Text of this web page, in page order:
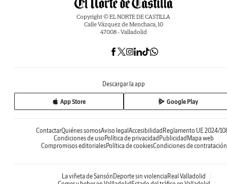
Copyright © EL NORTE DE CASTILLA
Calle Vázquez de Menchaca, 10
47008 - Valladolid
Descargar la app
App Store Google Play
ContactarQuiénes somosAviso legal Accesibilidad Reglamento UE 2024/
Condiciones de uso Política de privacidad Publicidad Mapa web
Compromisos editorialesPolítica de cookiesCondiciones de contratación
La viñeta de Sansón Deporte sin violencia Real Valladolid